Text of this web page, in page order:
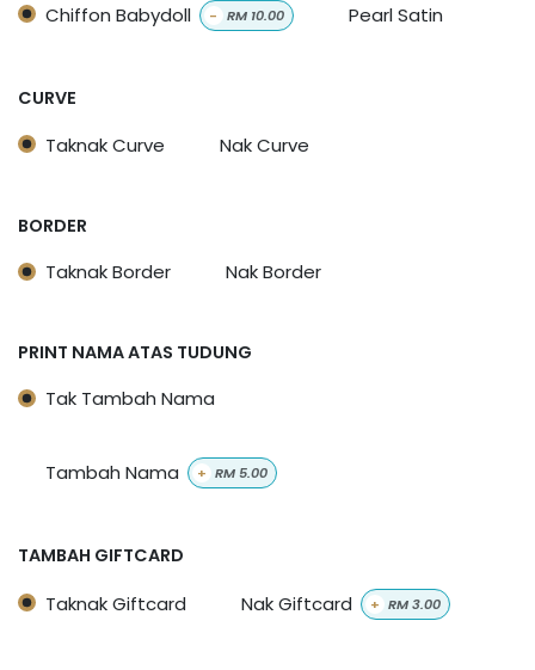
Chiffon Babydoll - RM 10.00 Pearl Satin
CURVE
Taknak Curve Nak Curve
BORDER
Taknak Border Nak Border
PRINT NAMA ATAS TUDUNG
Tak Tambah Nama
Tambah Nama + RM5.00
TAMBAH GIFTCARD
Taknak Giftcard Nak Giftcard + RM3.00